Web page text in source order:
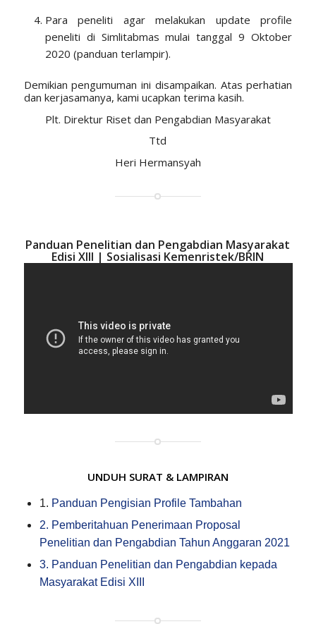
Para peneliti agar melakukan update profile
peneliti di Simlitabmas mulai tanggal 9 Oktober
2020 (panduan terlampir).
Demikian pengumuman ini disampaikan. Atas perhatian
dan kerjasamanya, kami ucapkan terima kasih.
Plt. Direktur Riset dan Pengabdian Masyarakat
Ttd
Heri Hermansyah
Panduan Penelitian dan Pengabdian Masyarakat
Edisi XIII | Sosialisasi Kemenristek/BRIN
UNDUH SURAT & LAMPIRAN
1. Panduan Pengisian Profile Tambahan
2. Pemberitahuan Penerimaan Proposal
Penelitian dan Pengabdian Tahun Anggaran 2021
3. Panduan Penelitian dan Pengabdian kepada
Masyarakat Edisi XIII